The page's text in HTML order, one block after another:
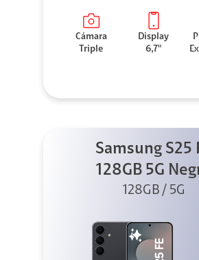
Cámara
Triple
Display
6,7"
Samsung S25
128GB 5G
128GB / 5G